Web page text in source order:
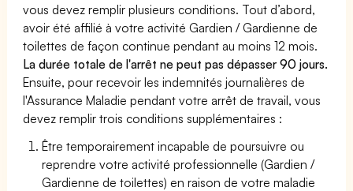
vous devez remplir plusieurs conditions. Tout d’abord,
avoir été affilié à votre activité Gardien / Gardienne de
toilettes de façon continue pendant au moins 12 mois.
La durée totale de l'arrêt ne peut pas dépasser 90 jours.
Ensuite, pour recevoir les indemnités journalières de
l'Assurance Maladie pendant votre arrêt de travail, vous
devez remplir trois conditions supplémentaires :
Être temporairement incapable de poursuivre ou
reprendre votre activité professionnelle (Gardien /
Gardienne de toilettes) en raison de votre maladie